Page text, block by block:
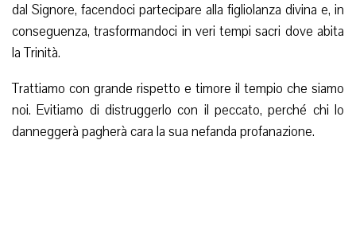
dal Signore, facendoci partecipare alla figliolanza divina e, in
conseguenza, trasformandoci in veri tempi sacri dove abita
la Trinità.
Trattiamo con grande rispetto e timore il tempio che siamo
noi. Evitiamo di distruggerlo con il peccato, perché chi lo
danneggerà pagherà cara la sua nefanda profanazione.